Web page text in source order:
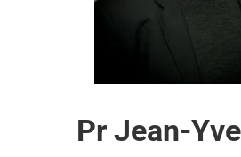
Pr Jean-